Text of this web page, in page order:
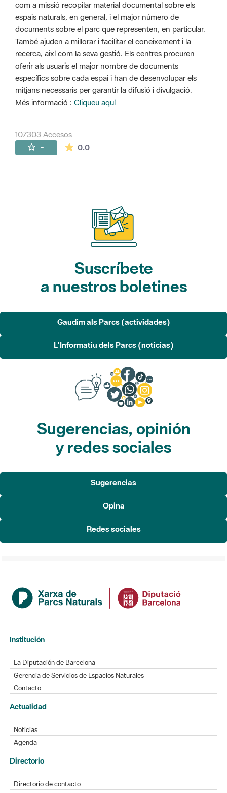
com a missió recopilar material documental sobre els
espais naturals, en general, i el major número de
documents sobre el parc que representen, en particular.
També ajuden a millorar i facilitar el coneixement i la
recerca, així com la seva gestió. Els centres procuren
oferir als usuaris el major nombre de documents
específics sobre cada espai i han de desenvolupar els
mitjans necessaris per garantir la difusió i divulgació.
Més informació : Cliqueu aquí
107303 Accesos
- 0.0La valoración media es de 0 estrellas de
Suscríbete
a nuestros boletines
Gaudim als Parcs (actividades)
L'Informatiu dels Parcs (noticias)
Sugerencias, opinión
y redes sociales
Sugerencias
Opina
Redes sociales
Institución
La Diputación de Barcelona
Gerencia de Servicios de Espacios Naturales
Contacto
Actualidad
Noticias
Agenda
Directorio
Directorio de contacto